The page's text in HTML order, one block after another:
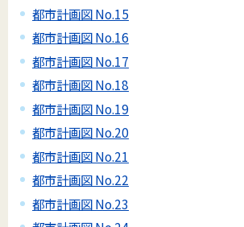
都市計画図 No.15
都市計画図 No.16
都市計画図 No.17
都市計画図 No.18
都市計画図 No.19
都市計画図 No.20
都市計画図 No.21
都市計画図 No.22
都市計画図 No.23